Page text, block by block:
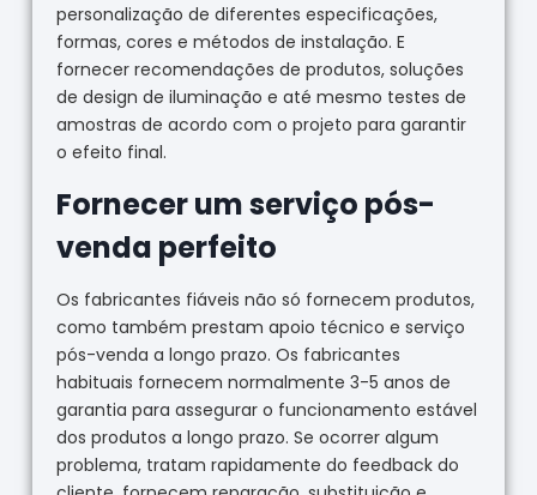
personalização de diferentes especificações,
formas, cores e métodos de instalação. E
fornecer recomendações de produtos, soluções
de design de iluminação e até mesmo testes de
amostras de acordo com o projeto para garantir
o efeito final.
Fornecer um serviço pós-
venda perfeito
Os fabricantes fiáveis não só fornecem produtos,
como também prestam apoio técnico e serviço
pós-venda a longo prazo. Os fabricantes
habituais fornecem normalmente 3-5 anos de
garantia para assegurar o funcionamento estável
dos produtos a longo prazo. Se ocorrer algum
problema, tratam rapidamente do feedback do